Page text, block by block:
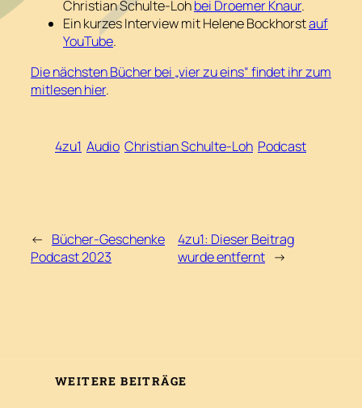
Christian Schulte-Lohbei Droemer Knaur.
Ein kurzes Interview mit Helene Bockhorstauf
YouTube.
Die nächsten Bücher bei „vier zu eins“ findet ihr zum
mitlesen hier.
4zu1 Audio Christian Schulte-Loh Podcast
← Bücher-Geschenke
Podcast 2023
4zu1: Dieser Beitrag
wurde entfernt →
WEITERE BEITRÄGE